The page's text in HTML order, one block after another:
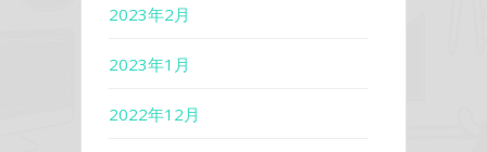
2023年2月
2023年1月
2022年12月